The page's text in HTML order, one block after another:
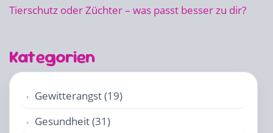
Tierschutz oder Züchter – was passt besser zu dir?
Kategorien
Gewitterangst (19)
Gesundheit (31)